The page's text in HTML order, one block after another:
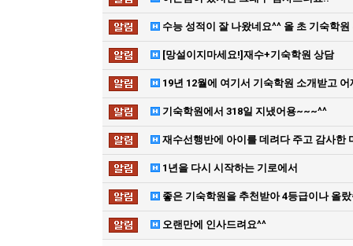
수능 성적이 잘 나왔네요^^ 올 초 기숙학
[망설이지마세요!]재수+기숙학원 상담
19년 12월에 여기서 기숙학원 소개받고
기숙학원에서 318일 지냈어용~~~^^
재수선행반에 아이를 데려다 주고 감사한
1년을 다시 시작하는 기로에서
좋은 기숙학원을 추천받아 4등급이나 올
오랜만에 인사드려요^^